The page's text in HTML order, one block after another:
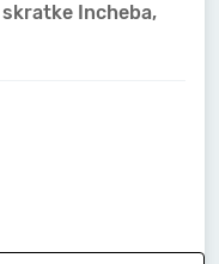
Incheba,